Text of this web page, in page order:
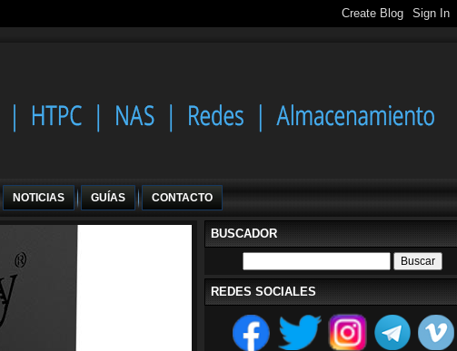
NOTICIAS GUÍAS CONTACTO
BUSCADOR
REDES SOCIALES